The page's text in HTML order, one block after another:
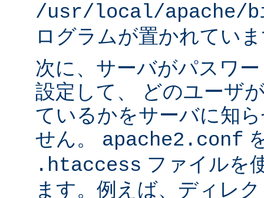
/usr/local/apache/
ログラムが置かれてい
次に、サーバがパスワ
設定して、 どのユーザ
ているかをサーバに知
せん。 apache2.conf
.htaccess ファイルを
ます。例えば、ディレ